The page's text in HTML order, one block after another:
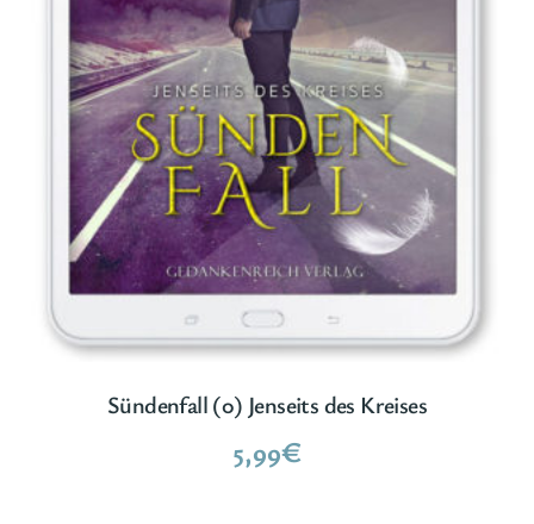
Sündenfall (0) Jenseits des Kreises
5,99€